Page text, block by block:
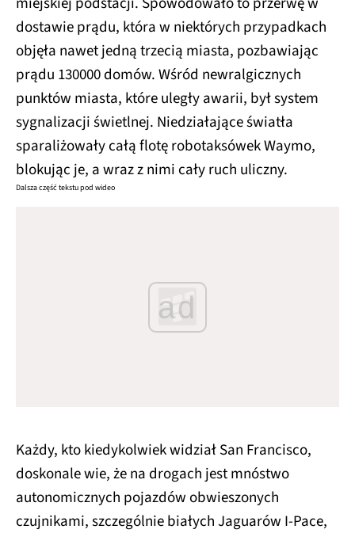
dostawie prądu, która w niektórych przypadkach
objęła nawet jedną trzecią miasta, pozbawiając
prądu 130000 domów. Wśród newralgicznych
punktów miasta, które uległy awarii, był system
sygnalizacji świetlnej. Niedziałające światła
sparaliżowały całą flotę robotaksówek Waymo,
blokując je, a wraz z nimi cały ruch uliczny.
Dalsza część tekstu pod wideo
ad
Każdy, kto kiedykolwiek widział San Francisco,
doskonale wie, że na drogach jest mnóstwo
autonomicznych pojazdów obwieszonych
czujnikami, szczególnie białych Jaguarów I-Pace,